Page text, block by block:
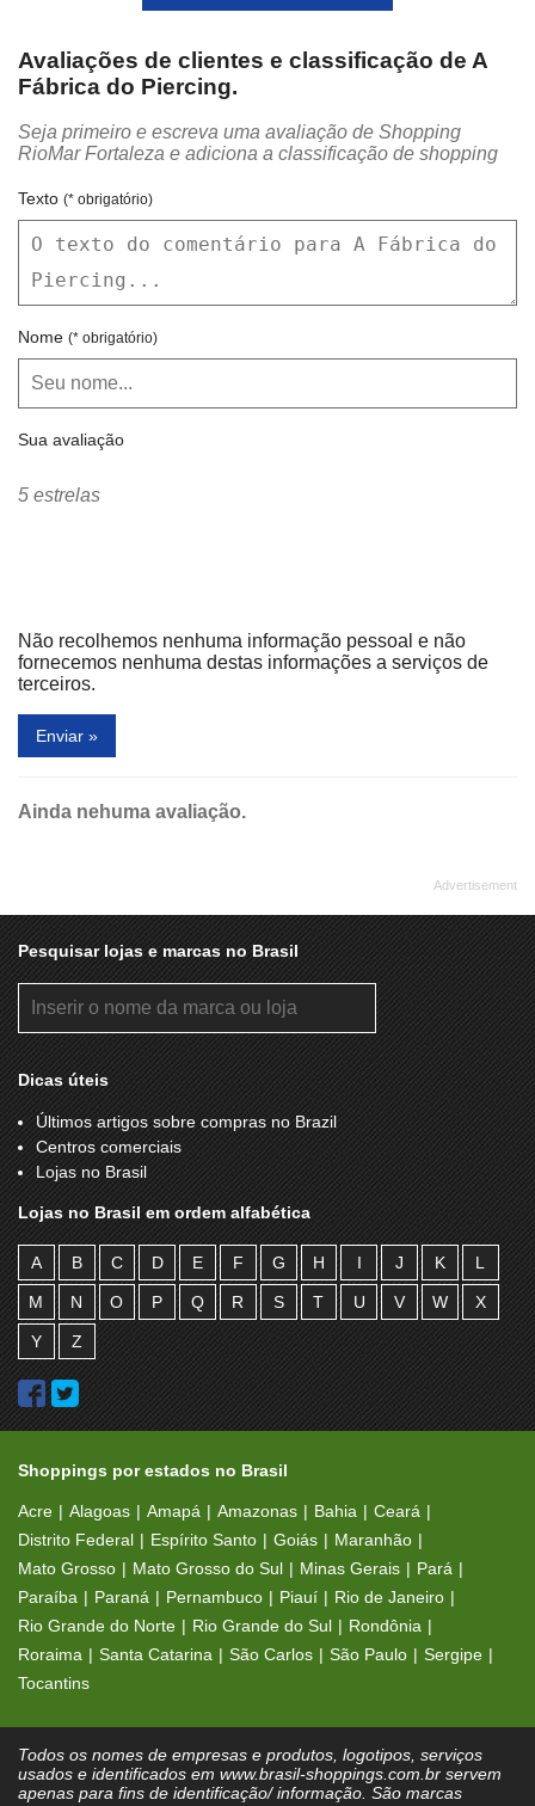
Avaliações de clientes e classificação de A
Fábrica do Piercing.
Seja primeiro e escreva uma avaliação de Shopping
RioMar Fortaleza e adiciona a classificação de shopping
Texto (* obrigatório)
Nome (* obrigatório)
Sua avaliação
5 estrelas
Não recolhemos nenhuma informação pessoal e não
fornecemos nenhuma destas informações a serviços de
terceiros.
Enviar »
Ainda nehuma avaliação.
Pesquisar lojas e marcas no Brasil
Dicas úteis
Últimos artigos sobre compras no Brazil
Centros comerciais
Lojas no Brasil
Lojas no Brasil em ordem alfabética
A B C D E F G H I J K L
M N O P Q R S T U V W X
Y Z
Shoppings por estados no Brasil
Acre Alagoas Amapá Amazonas Bahia
Ceará
Distrito Federal
Espírito Santo Goiás
Maranhão
Mato Grosso
Mato Grosso do Sul Minas Gerais
Pará
Paraíba
Paraná Pernambuco Piauí
Rio de Janeiro
Rio Grande do Norte
Rio Grande do Sul
Rondônia
Roraima
Santa Catarina São Carlos São Paulo
Sergipe
Tocantins
Todos os nomes de empresas e produtos, logotipos, serviços
usados e identificados em www.brasil-shoppings.com.br servem
apenas para fins de identificação/ informação. São marcas